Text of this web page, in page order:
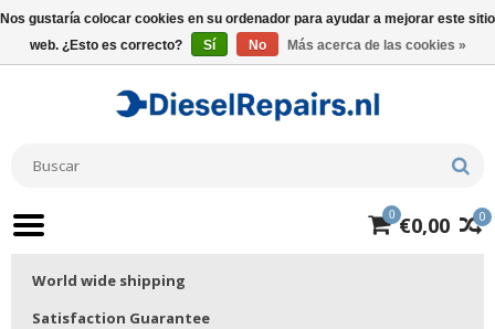
0
0 €0,00
World wide shipping
Satisfaction Guarantee
Nos gustaría colocar cookies en su ordenador para ayudar a mejorar este sitio
web. ¿Esto es correcto?
Sí No Más acerca de las cookies »